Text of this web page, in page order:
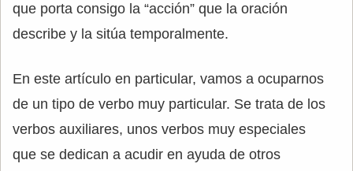
que porta consigo la “acción” que la oración
describe y la sitúa temporalmente.
En este artículo en particular, vamos a ocuparnos
de un tipo de verbo muy particular. Se trata de los
verbos auxiliares, unos verbos muy especiales
que se dedican a acudir en ayuda de otros